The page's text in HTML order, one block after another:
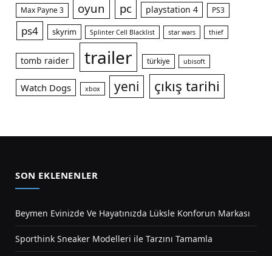
Max Payne 3 oyun pc playstation 4 PS3
ps4 skyrim Splinter Cell Blacklist star wars thief
tomb raider trailer türkiye ubisoft
Watch Dogs xbox yeni çıkış tarihi
SON EKLENENLER
Beymen Evinizde Ve Hayatınızda Lüksle Konforun Markası
Sporthink Sneaker Modelleri ile Tarzını Tamamla